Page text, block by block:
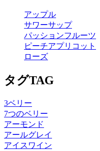
アップル
サワーサップ
パッションフルーツ
ピーチアプリコット
ローズ
タグTAG
3ベリー
7つのベリー
アーモンド
アールグレイ
アイスワイン